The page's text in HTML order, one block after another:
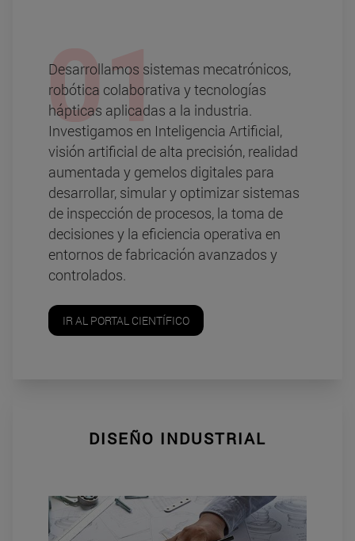
Desarrollamos sistemas mecatrónicos,
robótica colaborativa y tecnologías
hápticas aplicadas a la industria.
Investigamos en Inteligencia Artificial,
visión artificial de alta precisión, realidad
aumentada y gemelos digitales para
desarrollar, simular y optimizar sistemas
de inspección de procesos, la toma de
decisiones y la eficiencia operativa en
entornos de fabricación avanzados y
controlados.
IR AL PORTAL CIENTÍFICO
DISEÑO INDUSTRIAL